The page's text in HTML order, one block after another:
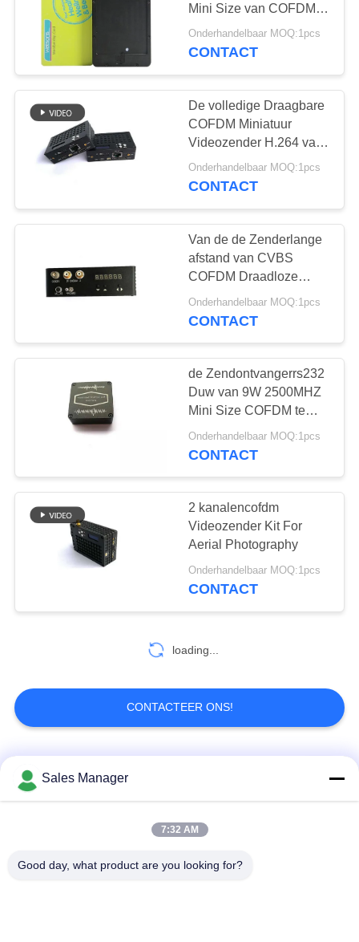
Mini Size van COFDM
HD
Onderhandelbaar MOQ:1pcs
CONTACT
De volledige Draagbare
COFDM Miniatuur
Videozender H.264 van
HD 1080P
Onderhandelbaar MOQ:1pcs
CONTACT
Van de de Zenderlange
afstand van CVBS
COFDM Draadloze
Video Analoge OEM
Onderhandelbaar MOQ:1pcs
CONTACT
de Zendontvangerrs232
Duw van 9W 2500MHZ
Mini Size COFDM te
spreken
Onderhandelbaar MOQ:1pcs
CONTACT
2 kanalencofdm
Videozender Kit For
Aerial Photography
Onderhandelbaar MOQ:1pcs
CONTACT
loading...
CONTACTEER ONS!
populaire categorieën
De draadloze
COFDM
Sales Manager
7:32 AM
Good day, what product are you looking for?